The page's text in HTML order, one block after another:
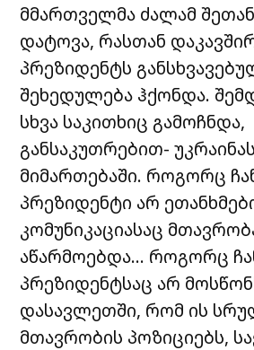
მმართველმა ძალამ
დატოვა, რასთან
პრეზიდენტს
შეხედულება ჰქონდა.
სხვა საკითხიც გამოჩნდა,
განსაკუთრებით-
მიმართებაში. როგორც
პრეზიდენტი არ
კომუნიკაციასაც
აწარმოებდა… როგორც
პრეზიდენტსაც არ
დასავლეთში, რომ ის
მთავრობის პოზიციებს,